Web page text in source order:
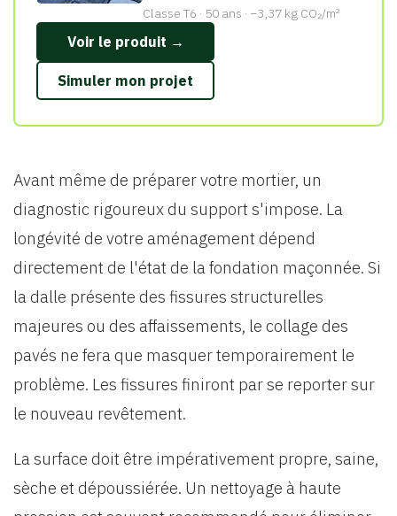
Classe T6 · 50 ans · −3,37 kg CO₂/m²
Voir le produit →
Simuler mon projet
Avant même de préparer votre mortier, un
diagnostic rigoureux du support s'impose. La
longévité de votre aménagement dépend
directement de l'état de la fondation maçonnée. Si
la dalle présente des fissures structurelles
majeures ou des affaissements, le collage des
pavés ne fera que masquer temporairement le
problème. Les fissures finiront par se reporter sur
le nouveau revêtement.
La surface doit être impérativement propre, saine,
sèche et dépoussiérée. Un nettoyage à haute